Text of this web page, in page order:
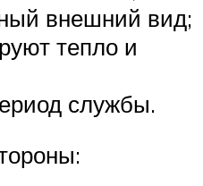
внешний вид;
тепло и
службы.